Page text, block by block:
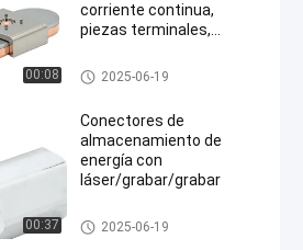
00:08
corriente continua,
piezas terminales,
móviles con servicio de
estampado
Terminal del contactor
2025-06-19
00:37
Conectores de
almacenamiento de
energía con
láser/grabar/grabar
Conectores del almacenamien
to de energía
2025-06-19